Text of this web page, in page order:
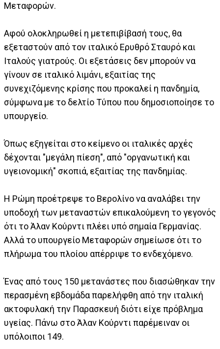
Μεταφορών.
Αφού ολοκληρωθεί η μετεπιβίβασή τους, θα
εξεταστούν από τον ιταλικό Ερυθρό Σταυρό και
Ιταλούς γιατρούς. Οι εξετάσεις δεν μπορούν να
γίνουν σε ιταλικό λιμάνι, εξαιτίας της
συνεχιζόμενης κρίσης που προκαλεί η πανδημία,
σύμφωνα με το δελτίο Τύπου που δημοσιοποίησε το
υπουργείο.
Όπως εξηγείται στο κείμενο οι ιταλικές αρχές
δέχονται "μεγάλη πίεση", από "οργανωτική και
υγειονομική" σκοπιά, εξαιτίας της πανδημίας.
Η Ρώμη προέτρεψε το Βερολίνο να αναλάβει την
υποδοχή των μεταναστών επικαλούμενη το γεγονός
ότι το Άλαν Κούρντι πλέει υπό σημαία Γερμανίας.
Αλλά το υπουργείο Μεταφορών σημείωσε ότι το
πλήρωμα του πλοίου απέρριψε το ενδεχόμενο.
Ένας από τους 150 μετανάστες που διασώθηκαν την
περασμένη εβδομάδα παρελήφθη από την ιταλική
ακτοφυλακή την Παρασκευή διότι είχε πρόβλημα
υγείας. Πάνω στο Άλαν Κούρντι παρέμειναν οι
υπόλοιποι 149.